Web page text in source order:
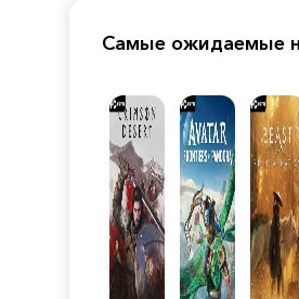
Самые ожидаемые